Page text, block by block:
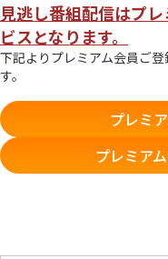
見逃し番組配信はプ
ビスとなります。
下記よりプレミアム会員ご
す。
プレミ
プレミア